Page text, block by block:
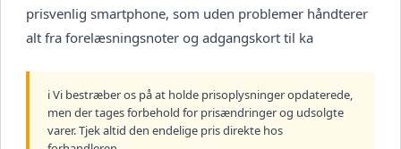
prisvenlig smartphone, som uden problemer håndterer
alt fra forelæsningsnoter og adgangskort til ka
ℹ️ Vi bestræber os på at holde prisoplysninger opdaterede,
men der tages forbehold for prisændringer og udsolgte
varer. Tjek altid den endelige pris direkte hos